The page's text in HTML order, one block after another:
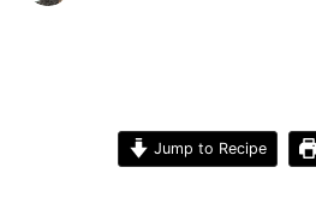
Jump to Recipe